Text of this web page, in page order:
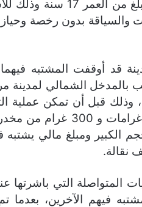
المخدرات، بالإضافة
والسياقة بدون رخصة
قد أوقفت المشتبه
بالمدخل الشمالي لمدينة
قبل أن تمكن عملية
حجز ما مجموعه ثماني
الكبير ومبلغ مالي
نقالة.
المتواصلة التي باشرتها
فيهم الآخرين،